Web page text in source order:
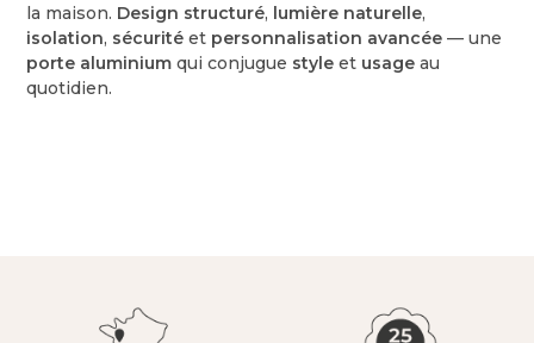
la maison. Design structuré, lumière naturelle,
isolation, sécurité et personnalisation avancée — une
porte aluminium qui conjugue style et usage au
quotidien.